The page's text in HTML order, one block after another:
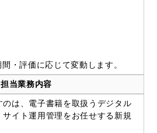
・評価に応じて変動します。
担当業務内容
は、電子書籍を取扱うデジタル
イト運用管理をお任せする新規